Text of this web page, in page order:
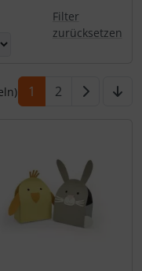
Artikel nach ihren
Filter
zurücksetzen
1 2